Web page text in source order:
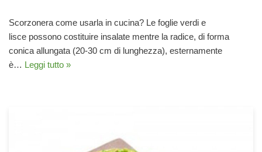
Scorzonera come usarla in cucina? Le foglie verdi e
lisce possono costituire insalate mentre la radice, di forma
conica allungata (20-30 cm di lunghezza), esternamente
è… Leggi tutto »